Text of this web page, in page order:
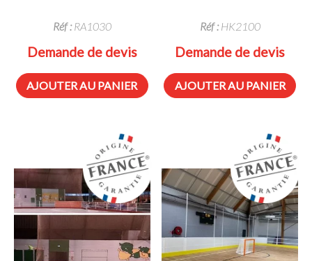
Réf :RA1030
Demande de devis
AJOUTER AU PANIER
Réf :HK2100
Demande de devis
AJOUTER AU PANIER